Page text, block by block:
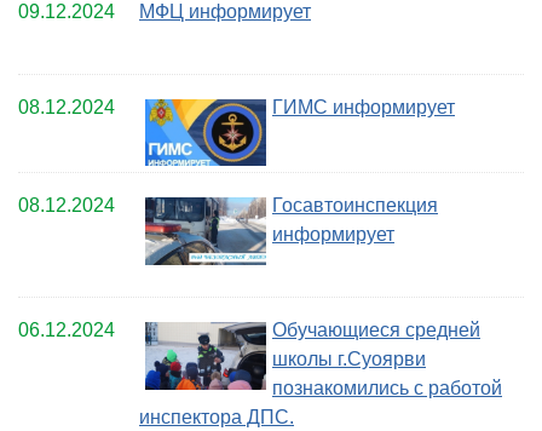
09.12.2024 МФЦ информирует
08.12.2024 ГИМС информирует
08.12.2024
Госавтоинспекция
информирует
06.12.2024
Обучающиеся средней
школы г.Суоярви
познакомились с работой
инспектора ДПС.